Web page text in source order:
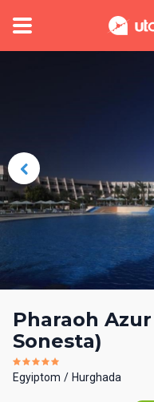
Pharaoh
Sonesta)
Egyiptom Hurghada